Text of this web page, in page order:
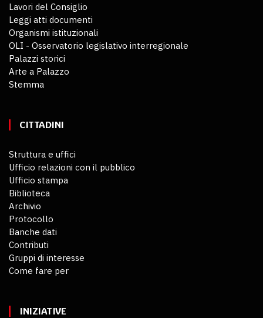
Lavori del Consiglio
Leggi atti documenti
Organismi istituzionali
OLI - Osservatorio legislativo interregionale
Palazzi storici
Arte a Palazzo
Stemma
CITTADINI
Struttura e uffici
Ufficio relazioni con il pubblico
Ufficio stampa
Biblioteca
Archivio
Protocollo
Banche dati
Contributi
Gruppi di interesse
Come fare per
INIZIATIVE